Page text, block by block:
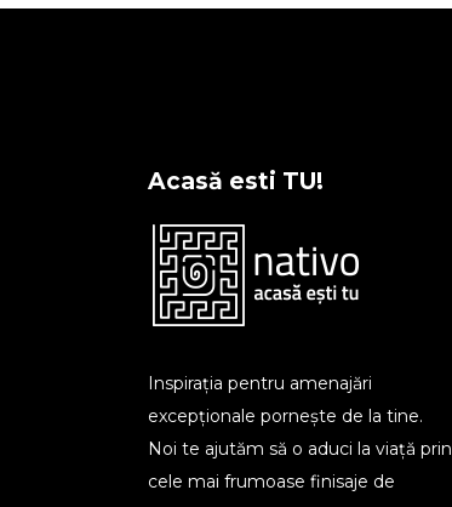
Acasă esti TU!
Inspirația pentru amenajări
excepționale pornește de la tine.
Noi te ajutăm să o aduci la viață prin
cele mai frumoase finisaje de